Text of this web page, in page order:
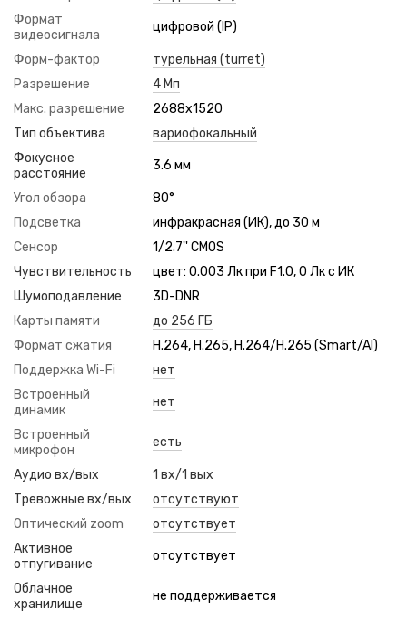
Формат
видеосигнала
цифровой (IP)
Форм-фактор
турельная (turret)
Разрешение
4 Мп
Макс. разрешение
2688x1520
Тип объектива
вариофокальный
Фокусное
расстояние
3.6 мм
Угол обзора
80°
Подсветка
инфракрасная (ИК), до 30 м
Сенсор
1/2.7'' CMOS
Чувствительность
цвет: 0.003 Лк при F1.0, 0 Лк с ИК
Шумоподавление
3D-DNR
Карты памяти
до 256 ГБ
Формат сжатия
H.264, H.265, H.264/H.265 (Smart/AI)
Поддержка Wi-Fi
нет
Встроенный
динамик
нет
Встроенный
микрофон
есть
Аудио вх/вых
1 вх/1 вых
Тревожные вх/вых
отсутствуют
Оптический zoom
отсутствует
Активное
отпугивание
отсутствует
Облачное
хранилище
не поддерживается